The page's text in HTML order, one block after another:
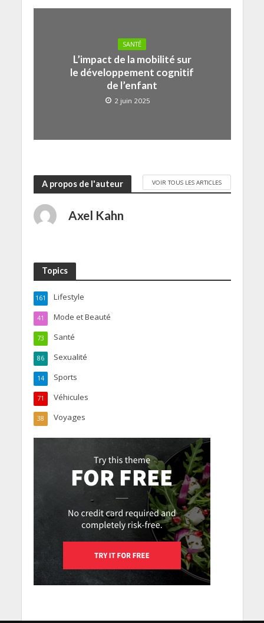
SANTÉ
L’impact de la mobilité sur
le développement cognitif
de l’enfant
2 juin 2025
A propos de l'auteur VOIR TOUS LES ARTICLES
Axel Kahn
Topics
Lifestyle
161
Mode et Beauté
41
Santé
73
Sexualité
86
Sports
14
Véhicules
71
Voyages
38